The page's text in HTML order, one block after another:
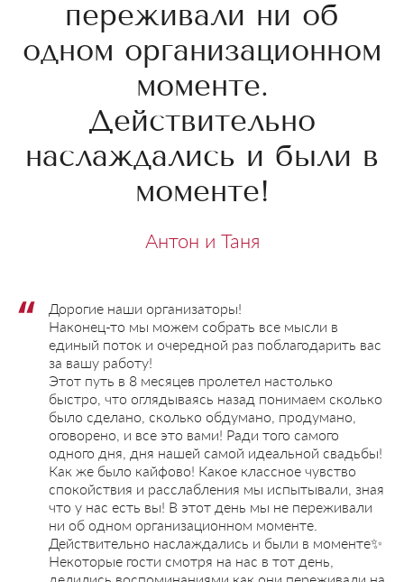
переживали ни об
одном организационном
моменте.
Действительно
наслаждались и были в
моменте!
Антон и Таня
Дорогие наши организаторы!
Наконец-то мы можем собрать все мысли в
единый поток и очередной раз поблагодарить вас
за вашу работу!
Этот путь в 8 месяцев пролетел настолько
быстро, что оглядываясь назад понимаем сколько
было сделано, сколько обдумано, продумано,
оговорено, и все это вами! Ради того самого
одного дня, дня нашей самой идеальной свадьбы!
Как же было кайфово! Какое классное чувство
спокойствия и расслабления мы испытывали, зная
что у нас есть вы! В этот день мы не переживали
ни об одном организационном моменте.
Действительно наслаждались и были в моменте✨
Некоторые гости смотря на нас в тот день,